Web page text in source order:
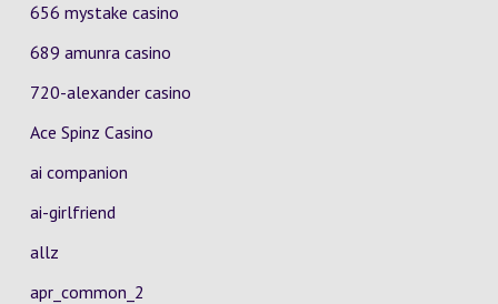
656 mystake casino
689 amunra casino
720-alexander casino
Ace Spinz Casino
ai companion
ai-girlfriend
allz
apr_common_2